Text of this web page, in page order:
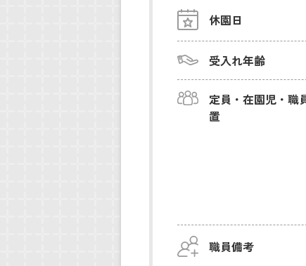
休園日
受入れ年齢
定員・在園児・職
置
職員備考